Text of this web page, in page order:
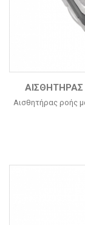
ΑΙΣΘΗΤΉΡΑΣ
Αισθητήρας ροής